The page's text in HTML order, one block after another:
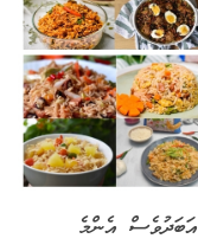
އެންމެ